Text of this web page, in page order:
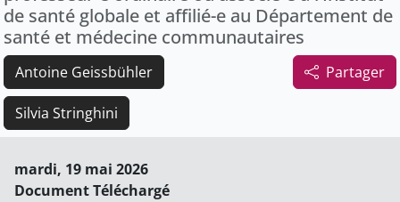
de santé globale et affilié-e au Département de
santé et médecine communautaires
Partager
Antoine Geissbühler
Silvia Stringhini
mardi, 19 mai 2026
Document Téléchargé